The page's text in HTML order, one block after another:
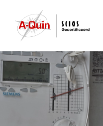
naar
inhoud